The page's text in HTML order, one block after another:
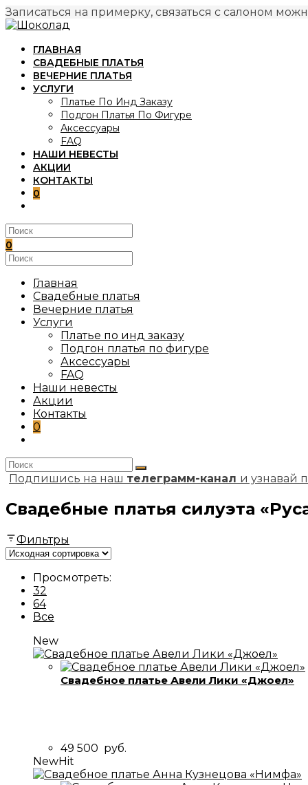
Записаться на примерку, связаться с салоном
Перейти
содержимому
ГЛАВНАЯ
СВАДЕБНЫЕ ПЛАТЬЯ
ВЕЧЕРНИЕ ПЛАТЬЯ
УСЛУГИ
Платье По Инд Заказу
Подгон Платья По Фигуре
Аксессуары
FAQ
НАШИ НЕВЕСТЫ
АКЦИИ
КОНТАКТЫ
0
ПО
ВЕБ-
САЙТУ
0
Поиск
на
сайтеГлавная
Свадебные платья
Вечерние платья
Услуги
Платье по инд заказу
Подгон платья по фигуре
Аксессуары
FAQ
Наши невесты
Акции
Контакты
0
по
веб-
Подпишись на наш телеграмм-канал и узнавай
Свадебные платья силуэта
Фильтры
Просмотреть:
32
64
Все
New
Свадебное платье Авели Лики «Джоел»
49 500 руб.
NewHit